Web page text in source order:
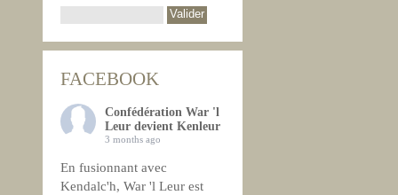
FACEBOOK
Confédération War 'l
Leur devient Kenleur
3 months ago
En fusionnant avec
Kendalc'h, War 'l Leur est